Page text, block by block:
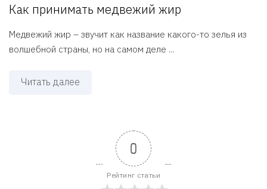
Как принимать медвежий жир
Медвежий жир – звучит как название какого-то зелья из
волшебной страны, но на самом деле ...
Читать далее
0
Рейтинг статьи